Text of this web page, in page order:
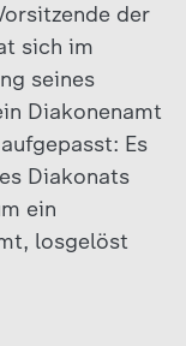
der
sich im
seines
Diakonenamt
Es
Diakonats
ein
losgelöst